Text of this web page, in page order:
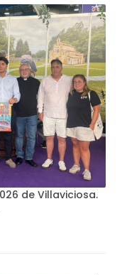
de Villaviciosa.